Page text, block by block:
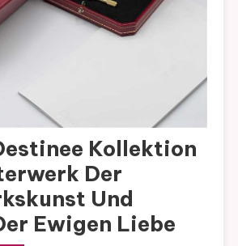
Kollektion
Der
Und
Ewigen Liebe